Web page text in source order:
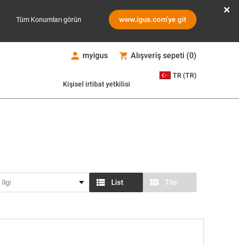
Tüm Konumları görün www.igus.com'ye git
myigus Alışveriş sepeti (0)
Kişisel irtibat yetkilisi
TR (TR)
List Tile